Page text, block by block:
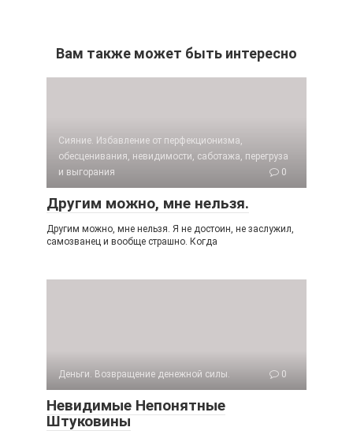
Вам также может быть интересно
Сияние. Избавление от перфекционизма,
обесценивания, невидимости, саботажа, перегруза
и выгорания
0
Другим можно, мне нельзя.
Другим можно, мне нельзя. Я не достоин, не заслужил,
самозванец и вообще страшно. Когда
Деньги. Возвращение денежной силы. 0
Невидимые Непонятные
Штуковины